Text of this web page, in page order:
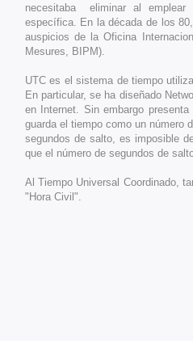
necesitaba eliminar al emplear
específica. En la década de los
auspicios de la Oficina
Mesures, BIPM).
UTC es el sistema de tiempo
En particular, se ha diseñado
en Internet. Sin embargo
guarda el tiempo como un número
segundos de salto, es imposible
que el número de segundos de
Al Tiempo Universal Coordinado,
"Hora Civil".